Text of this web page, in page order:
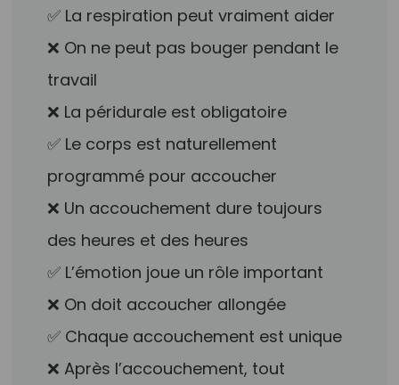
✅ La respiration peut vraiment aider
❌ On ne peut pas bouger pendant le
travail
❌ La péridurale est obligatoire
✅ Le corps est naturellement
programmé pour accoucher
❌ Un accouchement dure toujours
des heures et des heures
✅ L’émotion joue un rôle important
❌ On doit accoucher allongée
✅ Chaque accouchement est unique
❌ Après l’accouchement, tout